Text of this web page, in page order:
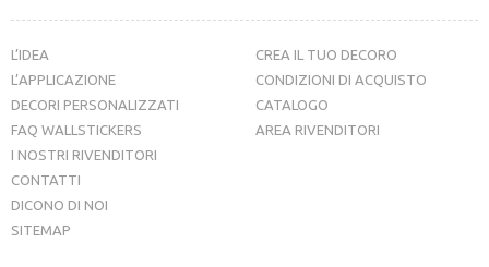
L’IDEA
L’APPLICAZIONE
DECORI PERSONALIZZATI
FAQ WALLSTICKERS
CREA IL TUO DECORO
CONDIZIONI DI ACQUISTO
CATALOGO
AREA RIVENDITORI
I NOSTRI RIVENDITORI
CONTATTI
DICONO DI NOI
SITEMAP